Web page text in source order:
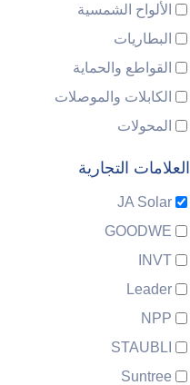
الألواح الشمسية
البطاريات
القواطع والحماية
الكابلات والموصلات
المحولات
العلامات التجارية
JA Solar
GOODWE
INVT
Leader
NPP
STAUBLI
Suntree